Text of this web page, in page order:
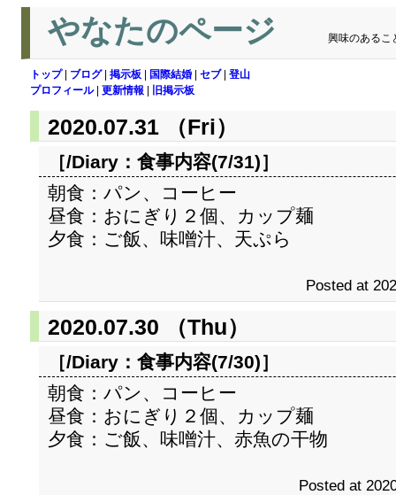
やなたのページ 興味のあるこ
トップ| ブログ| 掲示板 国際結婚 セブ| 登山
プロフィール| 更新情報 旧掲示板
2020.07.31 （Fri）
［/Diary： 食事内容(7/31)］
朝食：パン、コーヒー
昼食：おにぎり２個、カップ麺
夕食：ご飯、味噌汁、天ぷら
Posted at
2020.07.30 （Thu）
［/Diary： 食事内容(7/30)］
朝食：パン、コーヒー
昼食：おにぎり２個、カップ麺
夕食：ご飯、味噌汁、赤魚の干物
Posted at